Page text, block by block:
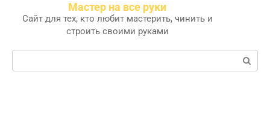
Мастер на все руки
Сайт для тех, кто любит мастерить, чинить и
строить своими руками
Поиск: